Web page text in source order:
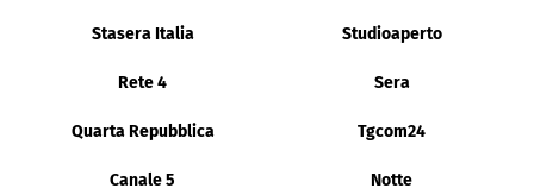
Stasera Italia Studioaperto
Rete 4 Sera
Quarta Repubblica Tgcom24
Canale 5 Notte